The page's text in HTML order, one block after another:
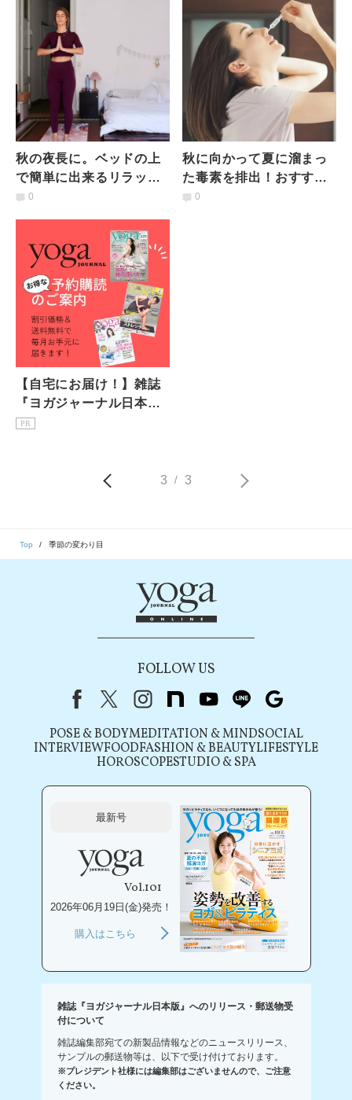
秋の夜長に。ベッドの上
で簡単に出来るリラック
スヨガポーズ4選
0
秋に向かって夏に溜まっ
た毒素を排出！おすすめ
デトックス5選
0
【自宅にお届け！】雑誌
『ヨガジャーナル日本
版』予約購読のご案内
PR
3 / 3
Top 季節の変わり目
FOLLOW US
FacebookX（旧Twitter）
instagram
note youtubeline
POSE & BODYMEDITATION & MINDSOCIAL
INTERVIEWFOODFASHION & BEAUTYLIFESTYLE
HOROSCOPESTUDIO & SPA
最新号
Vol.101
2026年06月19日(金)発売！
購入はこちら
雑誌『ヨガジャーナル日本版』へのリリース・郵送物受
付について
雑誌編集部宛ての新製品情報などのニュースリリース、
サンプルの郵送物等は、以下で受け付けております。
※プレジデント社様には編集部はございませんので、ご注意
ください。